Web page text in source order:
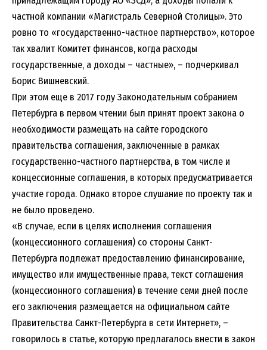
частной компании «Магистраль Северной Столицы». Это
ровно то «государственно-частное партнерство», которое
так хвалит Комитет финансов, когда расходы
государственные, а доходы – частные», – подчеркивал
Борис Вишневский.
При этом еще в 2017 году Законодательным собранием
Петербурга в первом чтении был принят проект закона о
необходимости размещать на сайте городского
правительства соглашения, заключенные в рамках
государственно-частного партнерства, в том числе и
концессионные соглашения, в которых предусматривается
участие города. Однако второе слушание по проекту так и
не было проведено.
«В случае, если в целях исполнения соглашения
(концессионного соглашения) со стороны Санкт-
Петербурга подлежат предоставлению финансирование,
имущество или имущественные права, текст соглашения
(концессионного соглашения) в течение семи дней после
его заключения размещается на официальном сайте
Правительства Санкт-Петербурга в сети Интернет», –
говорилось в статье, которую предлагалось внести в закон